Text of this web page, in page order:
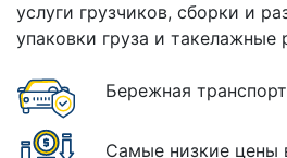
услуги грузчиков, сборки и
упаковки груза и такелажные
Бережная
Самые низкие цены